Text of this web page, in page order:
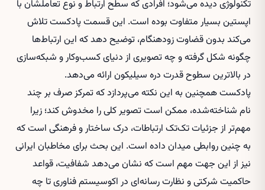
تکنولوژی دیده می‌شود؛ افرادی که سطح ارتباط و نوع تعاملشان با
اپستین بسیار متفاوت بوده است. این قسمت پادکست تلاش
می‌کند بدون قضاوت زودهنگام، توضیح دهد که این ارتباط‌ها
چگونه شکل گرفته و چه تصویری از دنیای کسب‌وکار و شبکه‌سازی
در بالاترین سطوح قدرت دره سیلیکون ارائه می‌دهد.
پادکست همچنین به این نکته می‌پردازد که تمرکز صرف بر چند
نام شناخته‌شده، ممکن است تصویر کلی را مخدوش کند؛ زیرا
مهم‌تر از جزئیات تک‌تک ارتباطات، درک ساختار و فرهنگی است که
به چنین روابطی میدان داده است. این بحث برای مخاطبان ایرانی
نیز از این جهت مهم است که نشان می‌دهد شفافیت، قواعد
حاکمیت شرکتی و نظارت رسانه‌ای در اکوسیستم فناوری تا چه